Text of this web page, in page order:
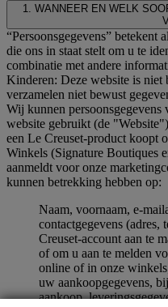
1. WANNEER EN WELK
“Persoonsgegevens”
die ons in staat stelt om u te
combinatie met andere
Kinderen: Deze website is niet
verzamelen niet bewust
Wij kunnen persoonsgegevens
website gebruikt (de
een Le Creuset-product koopt
Winkels (Signature Boutiques
aanmeldt voor onze
kunnen betrekking hebben op:
Naam, voornaam, e-
contactgegevens (adres,
Creuset-account aan te
of om u aan te melden
online of in onze
uw aankoopgegevens,
aankoop,